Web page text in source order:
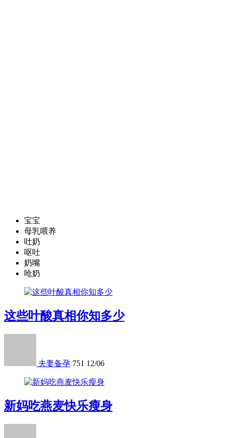
宝宝
母乳喂养
吐奶
呕吐
奶嘴
呛奶
这些叶酸真相你知多少
夫妻备孕 751 12/06
新妈吃燕麦快乐瘦身